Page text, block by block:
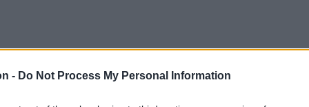
- Do Not Process My Personal Information
kiírás keretében csak egyszer
vagy mezőgazdasági gép és